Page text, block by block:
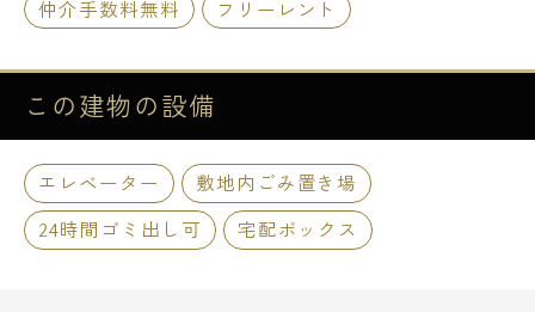
仲介手数料無料 フリーレント
この建物の設備
エレベーター
敷地内ごみ置き場
24時間ゴミ出し可
宅配ボックス